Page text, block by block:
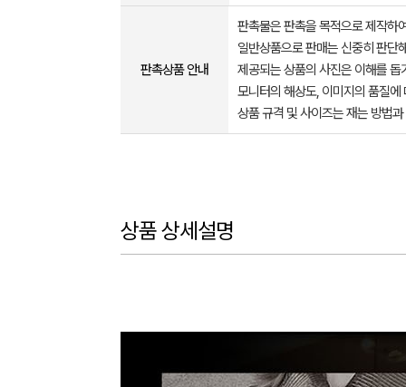
판촉상품 안내
판촉물은 판촉을 목적으로 제작하
일반상품으로 판매는 신중히 판단
제공되는 상품의 사진은 이해를
모니터의 해상도, 이미지의 품질
상품 규격 및 사이즈는 재는 방법
상품 상세설명